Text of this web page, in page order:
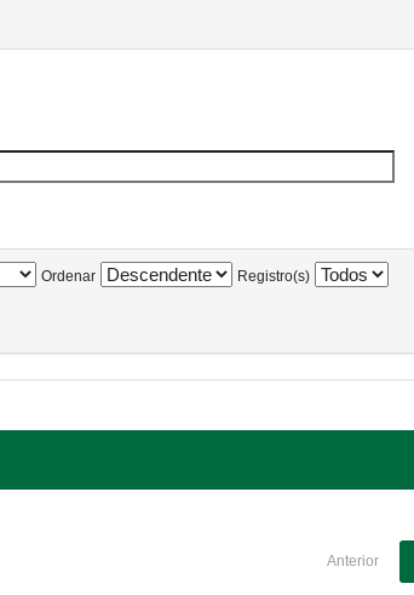
Ordenar Registro(s)
Anterior